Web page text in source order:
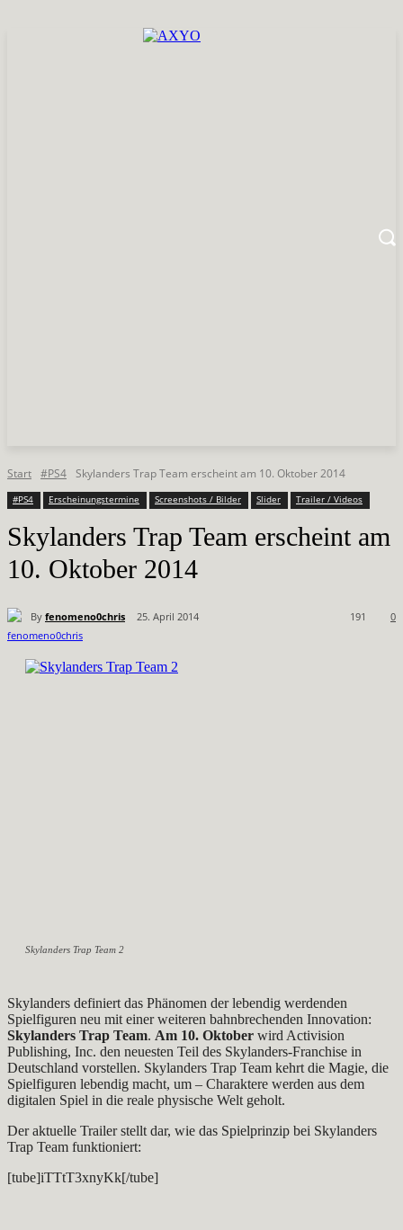
Start #PS4 Skylanders Trap Team erscheint am 10. Oktober 2014
#PS4 Erscheinungstermine Screenshots / Bilder Slider Trailer / Videos
Skylanders Trap Team erscheint am
10. Oktober 2014
By fenomeno0chris 25. April 2014 0
191
Skylanders Trap Team 2
Skylanders definiert das Phänomen der lebendig werdenden
Spielfiguren neu mit einer weiteren bahnbrechenden Innovation:
Skylanders Trap Team. Am 10. Oktober wird Activision
Publishing, Inc. den neuesten Teil des Skylanders-Franchise in
Deutschland vorstellen. Skylanders Trap Team kehrt die Magie, die
Spielfiguren lebendig macht, um – Charaktere werden aus dem
digitalen Spiel in die reale physische Welt geholt.
Der aktuelle Trailer stellt dar, wie das Spielprinzip bei Skylanders
Trap Team funktioniert:
[tube]iTTtT3xnyKk[/tube]